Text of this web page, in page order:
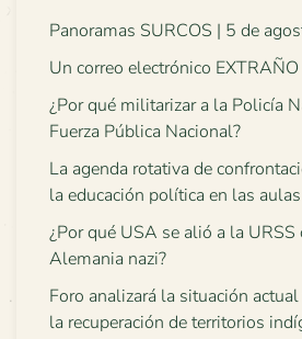
Panoramas SURCOS | 5 de
Un correo electrónico
¿Por qué militarizar a la Policía
Fuerza Pública Nacional?
La agenda rotativa de
la educación política en las aulas
¿Por qué USA se alió a la URSS
Alemania nazi?
Foro analizará la situación
la recuperación de territorios